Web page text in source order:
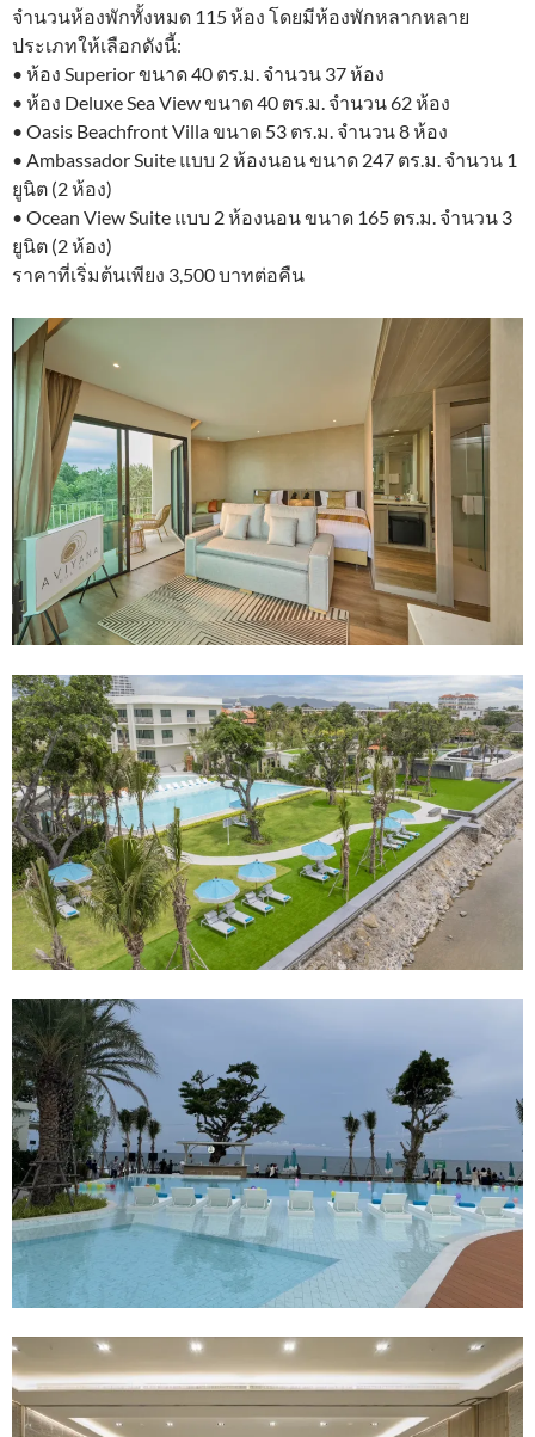
จำนวนห้องพักทั้งหมด 115 ห้อง โดยมีห้องพักหลากหลาย
ประเภทให้เลือกดังนี้:
• ห้อง Superior ขนาด 40 ตร.ม. จำนวน 37 ห้อง
• ห้อง Deluxe Sea View ขนาด 40 ตร.ม. จำนวน 62 ห้อง
• Oasis Beachfront Villa ขนาด 53 ตร.ม. จำนวน 8 ห้อง
• Ambassador Suite แบบ 2 ห้องนอน ขนาด 247 ตร.ม. จำนวน 1
ยูนิต (2 ห้อง)
• Ocean View Suite แบบ 2 ห้องนอน ขนาด 165 ตร.ม. จำนวน 3
ยูนิต (2 ห้อง)
ราคาที่เริ่มต้นเพียง 3,500 บาทต่อคืน